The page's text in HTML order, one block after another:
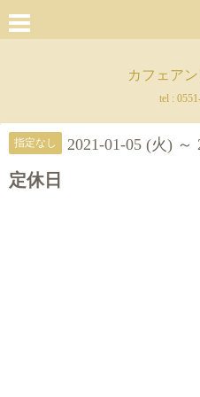
カフェア
tel :
指定なし 2021-01-05 (火) ～
定休日